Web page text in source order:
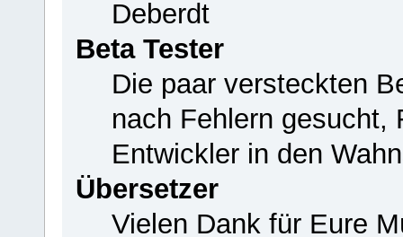
Deberdt
Beta Tester
Die paar versteckten
nach Fehlern gesucht,
Entwickler in den
Übersetzer
Vielen Dank für Eure